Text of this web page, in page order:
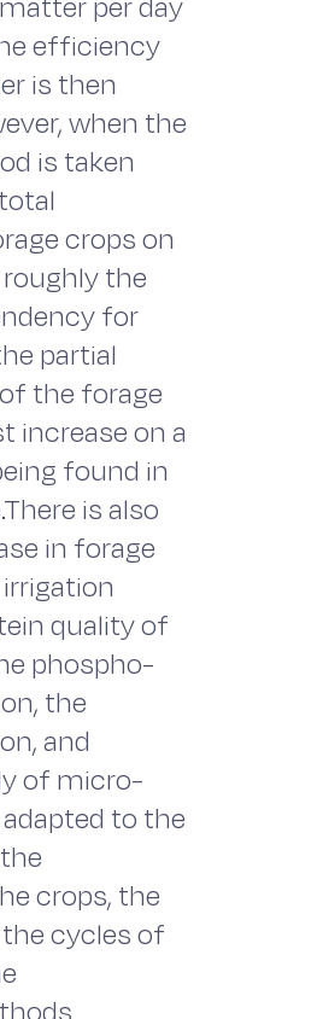
efficiency
is then
when the
is taken
crops on
the
for
partial
the forage
increase on a
found in
is also
in forage
quality of
phospho-
the
and
of micro-
to the
crops, the
cycles of